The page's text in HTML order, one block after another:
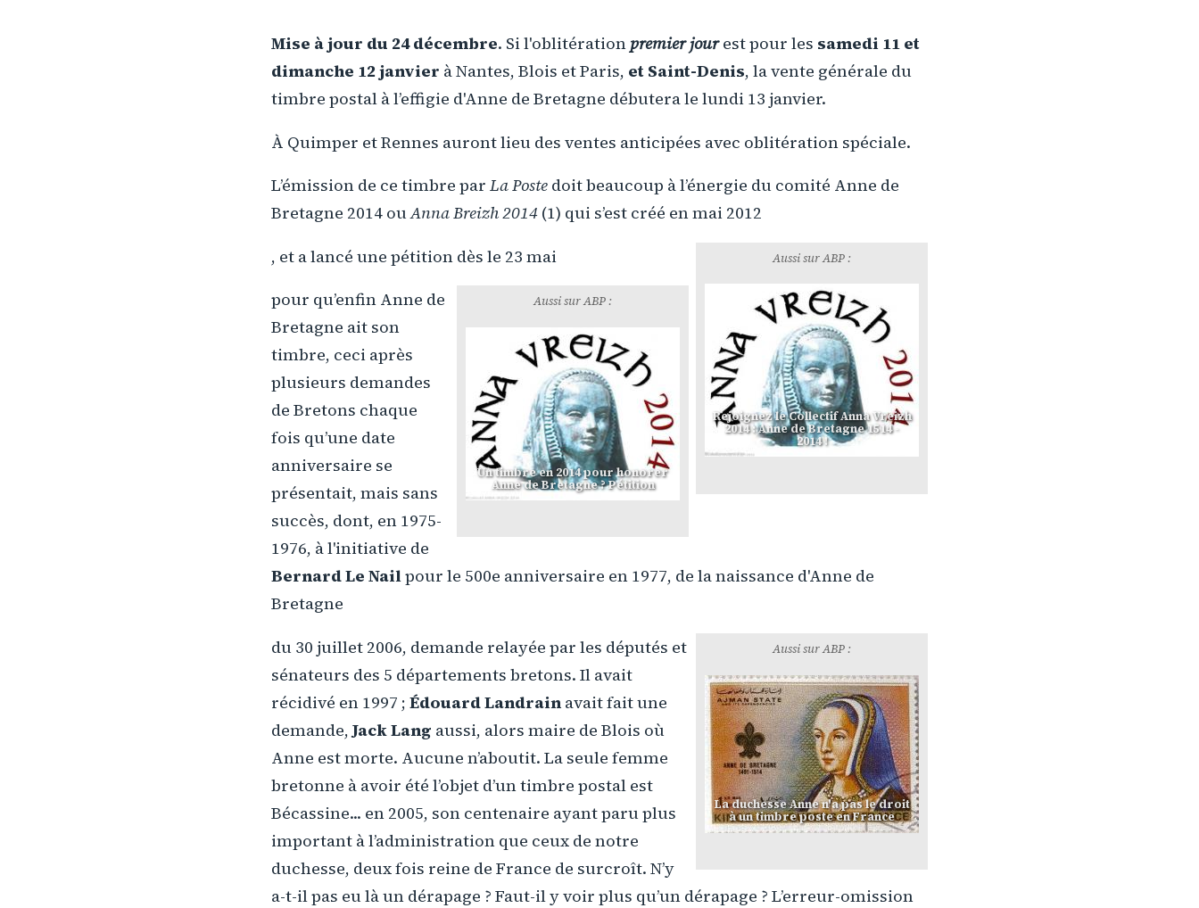
Mise à jour du 24 décembre. Si l'oblitération premier jourest pour les samedi 11 et
dimanche 12 janvier à Nantes, Blois et Paris, et Saint-Denis, la vente générale du
timbre postal à l’effigie d'Anne de Bretagne débutera le lundi 13 janvier.
À Quimper et Rennes auront lieu des ventes anticipées avec oblitération spéciale.
L’émission de ce timbre par La Poste doit beaucoup à l’énergie du comité Anne de
Bretagne 2014 ouAnna Breizh 2014 (1) qui s’est créé en mai 2012
Aussi sur ABP :
Rejoignez le Collectif Anna Vreizh
2014 : Anne de Bretagne 1514 -
2014 !
, et a lancé une pétition dès le 23 mai
Aussi sur ABP :
Un timbre en 2014 pour honorer
Anne de Bretagne ? Pétition
pour qu’enfin Anne de
Bretagne ait son
timbre, ceci après
plusieurs demandes
de Bretons chaque
fois qu’une date
anniversaire se
présentait, mais sans
succès, dont, en 1975-
1976, à l'initiative de
Bernard Le Nailpour le 500e anniversaire en 1977, de la naissance d'Anne de
Bretagne
Aussi sur ABP :
La duchesse Anne n'a pas le droit
à un timbre poste en France
du 30 juillet 2006, demande relayée par les députés et
sénateurs des 5 départements bretons. Il avait
récidivé en 1997 ; Édouard Landrain avait fait une
demande, Jack Lang aussi, alors maire de Blois où
Anne est morte. Aucune n’aboutit. La seule femme
bretonne à avoir été l’objet d’un timbre postal est
Bécassine... en 2005, son centenaire ayant paru plus
important à l’administration que ceux de notre
duchesse, deux fois reine de France de surcroît. N’y
a-t-il pas eu là un dérapage ? Faut-il y voir plus qu’un dérapage ? L’erreur-omission